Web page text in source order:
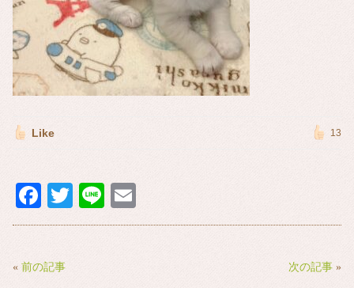
Like 13
Fa
ce
ok
T
wi
Li
ne m
« 前の記事 次の記事 »